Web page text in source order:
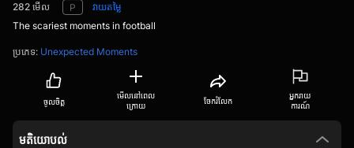
282 មើល P
វាយតម្លៃ
The scariest moments in football
ប្រភេទ: Unexpected Moments
ចូលចិត្ត
មើលនៅពេល
ក្រោយ
ចែករំលែក
អ្នករាយ
ការណ៍
មតិយោបល់